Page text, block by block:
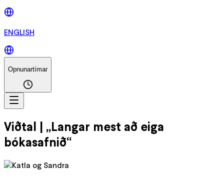
ENGLISH
Opnunartímar
Viðtal | „Langar mest að eiga
bókasafnið“